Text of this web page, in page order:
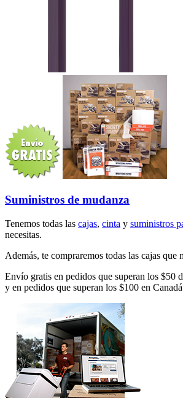
Suministros de mudanza
Tenemos todas las cajas, cinta y suministros
necesitas.
Además, te compraremos todas las cajas que
Envío gratis en pedidos que superan los $50
y en pedidos que superan los $100 en